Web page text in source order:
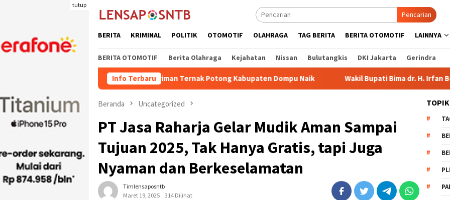
tutup
Pencarian
BERITA KRIMINAL POLITIK OTOMOTIF OLAHRAGA TAG BERITA BERITA OTOMOTIF LAINNYA
BERITA OTOMOTIF Berita Olahraga Kejahatan Nissan Bulutangkis DKI Jakarta Gerindra
Info Terbaru
Kuota Pengiriman Ternak Potong Kabupaten Dompu Naik Wakil Bupati Bima dr. H. Irfan Bergabung di Retreat
Beranda Uncategorized
PT Jasa Raharja Gelar Mudik Aman Sampai
Tujuan 2025, Tak Hanya Gratis, tapi Juga
Nyaman dan Berkeselamatan
Timlensaposntb
Maret 19, 2025
314 Dilihat